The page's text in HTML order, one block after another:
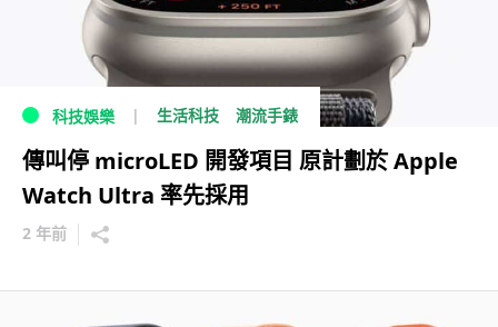
科技娛樂 生活科技 潮流手錶
傳叫停 microLED 開發項目 原計劃於 Apple
Watch Ultra 率先採用
2 年前